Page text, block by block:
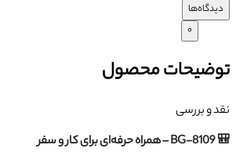
دیدگاه‌ها
۰
توضیحات محصول
نقد و بررسی
🎒 BG-8109 – همراه حرفه‌ای برای کار و سفر